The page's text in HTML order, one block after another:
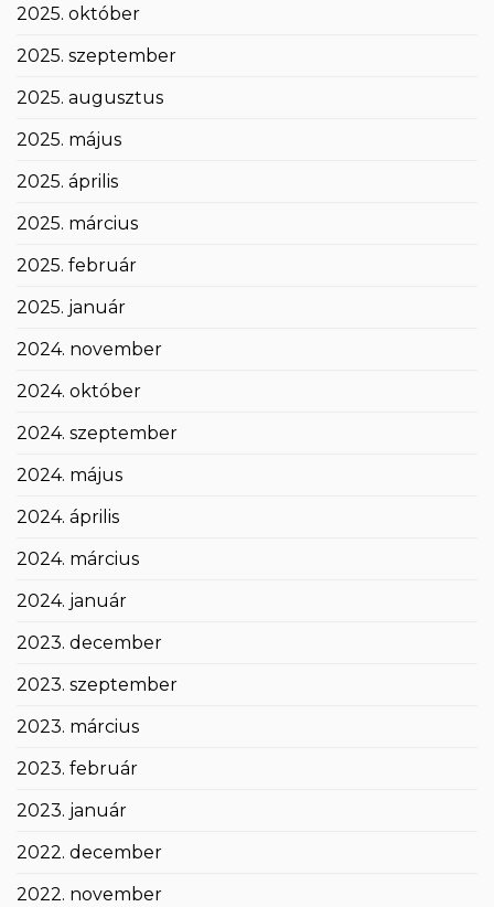
2025. október
2025. szeptember
2025. augusztus
2025. május
2025. április
2025. március
2025. február
2025. január
2024. november
2024. október
2024. szeptember
2024. május
2024. április
2024. március
2024. január
2023. december
2023. szeptember
2023. március
2023. február
2023. január
2022. december
2022. november